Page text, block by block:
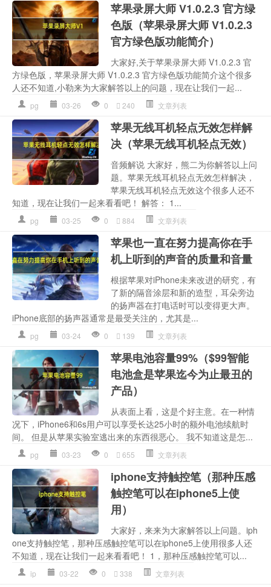
苹果录屏大师 V1.0.2.3 官方绿
色版（苹果录屏大师 V1.0.2.3
官方绿色版功能简介）
大家好,关于苹果录屏大师 V1.0.2.3 官
方绿色版，苹果录屏大师 V1.0.2.3 官方绿色版功能简介这个很多
人还不知道,小勒来为大家解答以上的问题，现在让我们一起...
pg 03-26 0 240 文章列表
苹果无线耳机轻点无效怎样解
决（苹果无线耳机轻点无效）
音频解说 大家好，熊二为你解答以上问
题。苹果无线耳机轻点无效怎样解决，
苹果无线耳机轻点无效这个很多人还不
知道，现在让我们一起来看看吧！ 解答： 1...
pg 03-25 0 884 文章列表
苹果也一直在努力提高你在手
机上听到的声音的质量和音量
根据苹果对iPhone未来改进的研究，有
了新的隔音涂层和新的造型，耳朵旁边
的扬声器在打电话时可以变得更大声。
iPhone底部的扬声器通常是最受关注的，尤其是...
pg 03-24 0 139 文章列表
苹果电池容量99%（$99智能
电池盒是苹果迄今为止最丑的
产品）
从表面上看，这是个好主意。在一种情
况下，iPhone6和6s用户可以享受长达25小时的额外电池续航时
间。 但是从苹果实验室逃出来的东西很恶心。 我不知道这是怎...
pg 03-23 0 655 文章列表
iphone支持触控笔（那种压感
触控笔可以在iphone5上使
用）
大家好，来来为大家解答以上问题。iph
one支持触控笔，那种压感触控笔可以在iphone5上使用很多人还
不知道，现在让我们一起来看看吧！ 1，那种压感触控笔可以...
ip 03-22 0 338 文章列表